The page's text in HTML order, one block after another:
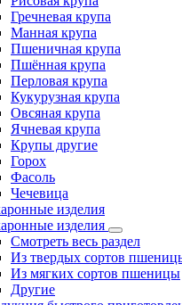
Гречневая крупа
Манная крупа
Пшеничная крупа
Пшённая крупа
Перловая крупа
Кукурузная крупа
Овсяная крупа
Ячневая крупа
Крупы другие
Горох
Фасоль
Чечевица
изделия
изделия
Смотреть весь раздел
Из твердых сортов
Из мягких сортов пшеницы
Другие